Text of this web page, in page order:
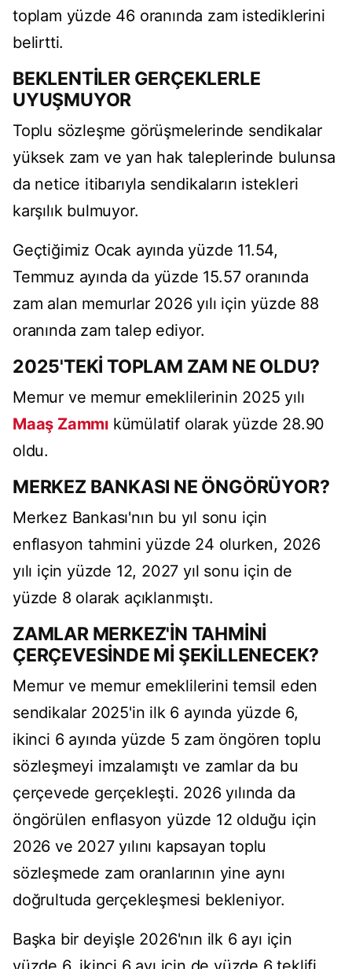
toplam yüzde 46 oranında zam istediklerini
belirtti.
BEKLENTİLER GERÇEKLERLE
UYUŞMUYOR
Toplu sözleşme görüşmelerinde sendikalar
yüksek zam ve yan hak taleplerinde bulunsa
da netice itibarıyla sendikaların istekleri
karşılık bulmuyor.
Geçtiğimiz Ocak ayında yüzde 11.54,
Temmuz ayında da yüzde 15.57 oranında
zam alan memurlar 2026 yılı için yüzde 88
oranında zam talep ediyor.
2025'TEKİ TOPLAM ZAM NE OLDU?
Memur ve memur emeklilerinin 2025 yılı
Maaş Zammı kümülatif olarak yüzde 28.90
oldu.
MERKEZ BANKASI NE ÖNGÖRÜYOR?
Merkez Bankası'nın bu yıl sonu için
enflasyon tahmini yüzde 24 olurken, 2026
yılı için yüzde 12, 2027 yıl sonu için de
yüzde 8 olarak açıklanmıştı.
ZAMLAR MERKEZ'İN TAHMİNİ
ÇERÇEVESİNDE Mİ ŞEKİLLENECEK?
Memur ve memur emeklilerini temsil eden
sendikalar 2025'in ilk 6 ayında yüzde 6,
ikinci 6 ayında yüzde 5 zam öngören toplu
sözleşmeyi imzalamıştı ve zamlar da bu
çerçevede gerçekleşti. 2026 yılında da
öngörülen enflasyon yüzde 12 olduğu için
2026 ve 2027 yılını kapsayan toplu
sözleşmede zam oranlarının yine aynı
doğrultuda gerçekleşmesi bekleniyor.
Başka bir deyişle 2026'nın ilk 6 ayı için